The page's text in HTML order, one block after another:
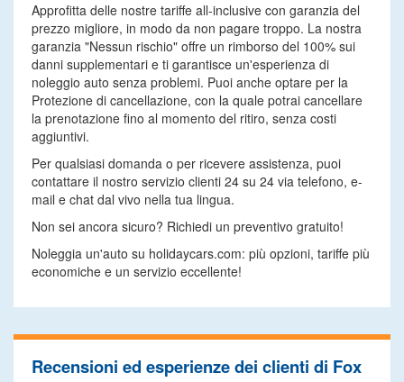
Approfitta delle nostre tariffe all-inclusive con garanzia del
prezzo migliore, in modo da non pagare troppo. La nostra
garanzia "Nessun rischio" offre un rimborso del 100% sui
danni supplementari e ti garantisce un'esperienza di
noleggio auto senza problemi. Puoi anche optare per la
Protezione di cancellazione, con la quale potrai cancellare
la prenotazione fino al momento del ritiro, senza costi
aggiuntivi.
Per qualsiasi domanda o per ricevere assistenza, puoi
contattare il nostro servizio clienti 24 su 24 via telefono, e-
mail e chat dal vivo nella tua lingua.
Non sei ancora sicuro? Richiedi un preventivo gratuito!
Noleggia un'auto su holidaycars.com: più opzioni, tariffe più
economiche e un servizio eccellente!
Recensioni ed esperienze dei clienti di Fox